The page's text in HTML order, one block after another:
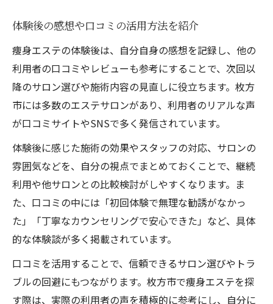
体験後の感想や口コミの活用方法を紹介
痩身エステの体験後は、自分自身の感想を記録し、他の
利用者の口コミやレビューも参考にすることで、次回以
降のサロン選びや施術内容の見直しに役立ちます。枚方
市には多数のエステサロンがあり、利用者のリアルな声
が口コミサイトやSNSで多く発信されています。
体験後に感じた施術の効果やスタッフの対応、サロンの
雰囲気などを、自分の視点でまとめておくことで、継続
利用や他サロンとの比較検討がしやすくなります。ま
た、口コミの中には「初回体験で無理な勧誘がなかっ
た」「丁寧なカウンセリングで安心できた」など、具体
的な体験談が多く掲載されています。
口コミを活用することで、信頼できるサロン選びやトラ
ブルの回避にもつながります。枚方市で痩身エステを探
す際は、実際の利用者の声を積極的に参考にし、自分に